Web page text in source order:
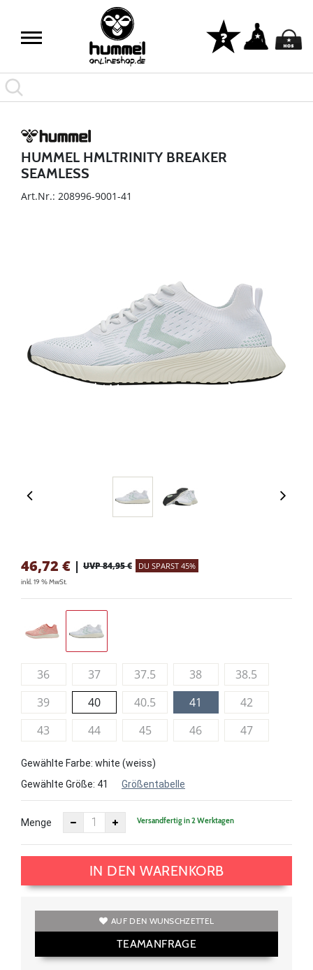
HUMMEL HMLTRINITY BREAKER
SEAMLESS
Art.Nr.: 208996-9001-41
46,72 € | UVP 84,95 € DU SPARST 45%
inkl. 19 % MwSt.
36 37 37.5 38
38.5
39
40 40.5 41
42
43
44 45 46 47
Gewählte Farbe: white (weiss)
Gewählte Größe: 41 Größentabelle
Menge Versandfertig in 2 Werktagen
IN DEN WARENKORB
AUF DEN WUNSCHZETTEL
TEAMANFRAGE